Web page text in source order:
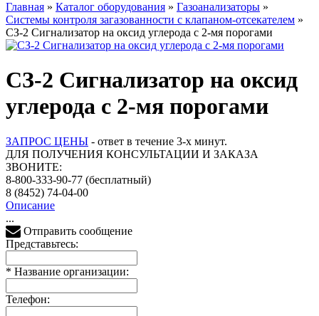
Главная » Каталог оборудования » Газоанализаторы »
Системы контроля загазованности с клапаном-отсекателем »
СЗ-2 Сигнализатор на оксид углерода с 2-мя порогами
СЗ-2 Сигнализатор на оксид
углерода с 2-мя порогами
ЗАПРОС ЦЕНЫ - ответ в течение 3-х минут.
ДЛЯ ПОЛУЧЕНИЯ КОНСУЛЬТАЦИИ И ЗАКАЗА
ЗВОНИТЕ:
8-800-333-90-77 (бесплатный)
8 (8452) 74-04-00
Описание
...
Отправить сообщение
Представьтесь:
* Название организации:
Телефон: